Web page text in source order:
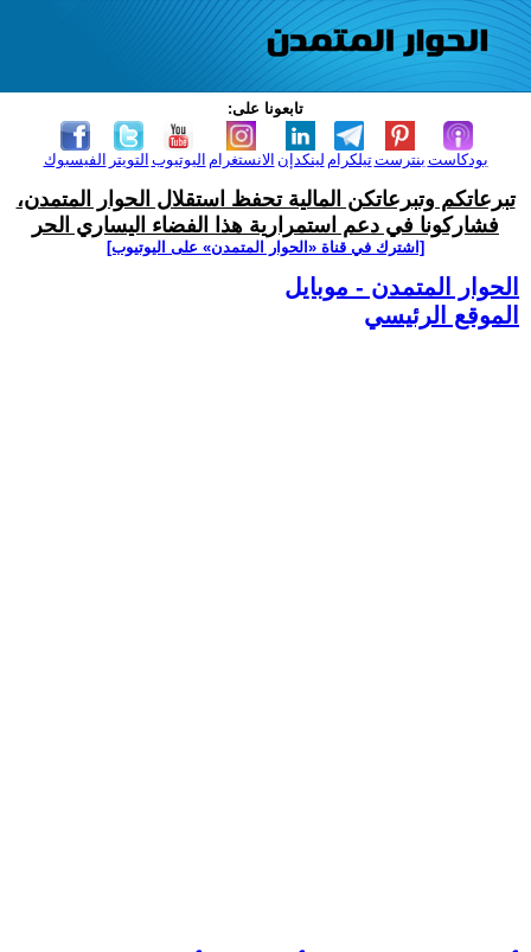
تابعونا على:
الفيسبوك التويتر اليوتيوب الانستغرام لينكدإن تيلكرامبنترست بودكاست
تبرعاتكم وتبرعاتكن المالية تحفظ استقلال الحوار المتمدن،
فشاركونا في دعم استمرارية هذا الفضاء اليساري الحر
[اشترك في قناة ‫«الحوار المتمدن» على اليوتيوب]
الحوار المتمدن - موبايل
الموقع الرئيسي